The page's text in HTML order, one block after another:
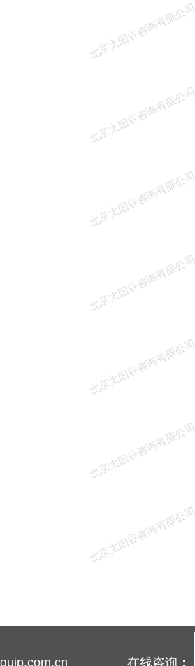
北京太阳谷咨询有限公司
北京太阳谷咨询有限公司
北京太阳谷咨询有限公司
北京太阳谷咨询有限公司
北京太阳谷咨询有限公司
北京太阳谷咨询有限公司
北京太阳谷咨询有限公司
在线咨询：